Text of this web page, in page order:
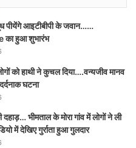
पीयेंगे आइटीबीपी के जवान……
हुआ शुभारंभ
को हाथी ने कुचल दिया….वन्यजीव मानव
घटना
भीमताल के मोरा गांव में लोगों ने ली
में देखिए गुर्राता हुआ गुलदार